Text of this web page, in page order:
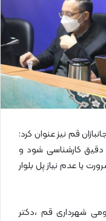
ی
قم نیز عنوان کرد:
کارشناسی شود و
یا عدم نیاز پل بلوار
شهرداری قم ،دکتر